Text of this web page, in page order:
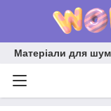
Матеріали для